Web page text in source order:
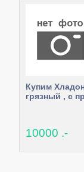
Купим
грязный , с
10000 .-